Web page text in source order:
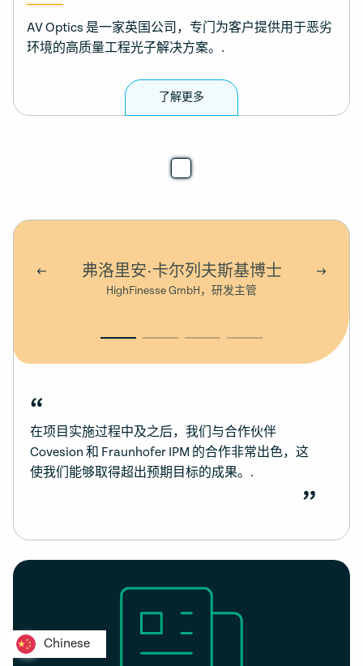
AV Optics 是一家英国公司，专门为客户提供用于恶劣
环境的高质量工程光子解决方案。.
了解更多
弗洛里安·卡尔列夫斯基博士
HighFinesse GmbH，研发主管
“
在项目实施过程中及之后，我们与合作伙伴
Covesion 和 Fraunhofer IPM 的合作非常出色，这
使我们能够取得超出预期目标的成果。.
”
Chinese
Chinese